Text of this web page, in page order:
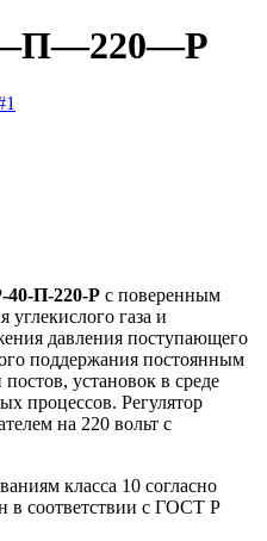
40-П-220-Р с поверенным
газа и
давления поступающего
поддержания постоянным
установок в среде
процессов. Регулятор
на 220 вольт с
класса 10 согласно
в соответствии с ГОСТ Р